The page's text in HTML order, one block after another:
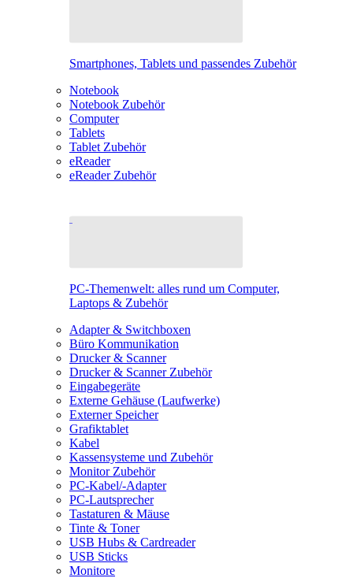
Smartphones, Tablets und passendes Zubehör
Notebook
Notebook Zubehör
Computer
Tablets
Tablet Zubehör
eReader
eReader Zubehör
PC-Themenwelt: alles rund um Computer,
Laptops & Zubehör
Adapter & Switchboxen
Büro Kommunikation
Drucker & Scanner
Drucker & Scanner Zubehör
Eingabegeräte
Externe Gehäuse (Laufwerke)
Externer Speicher
Grafiktablet
Kabel
Kassensysteme und Zubehör
Monitor Zubehör
PC-Kabel/-Adapter
PC-Lautsprecher
Tastaturen & Mäuse
Tinte & Toner
USB Hubs & Cardreader
USB Sticks
Monitore